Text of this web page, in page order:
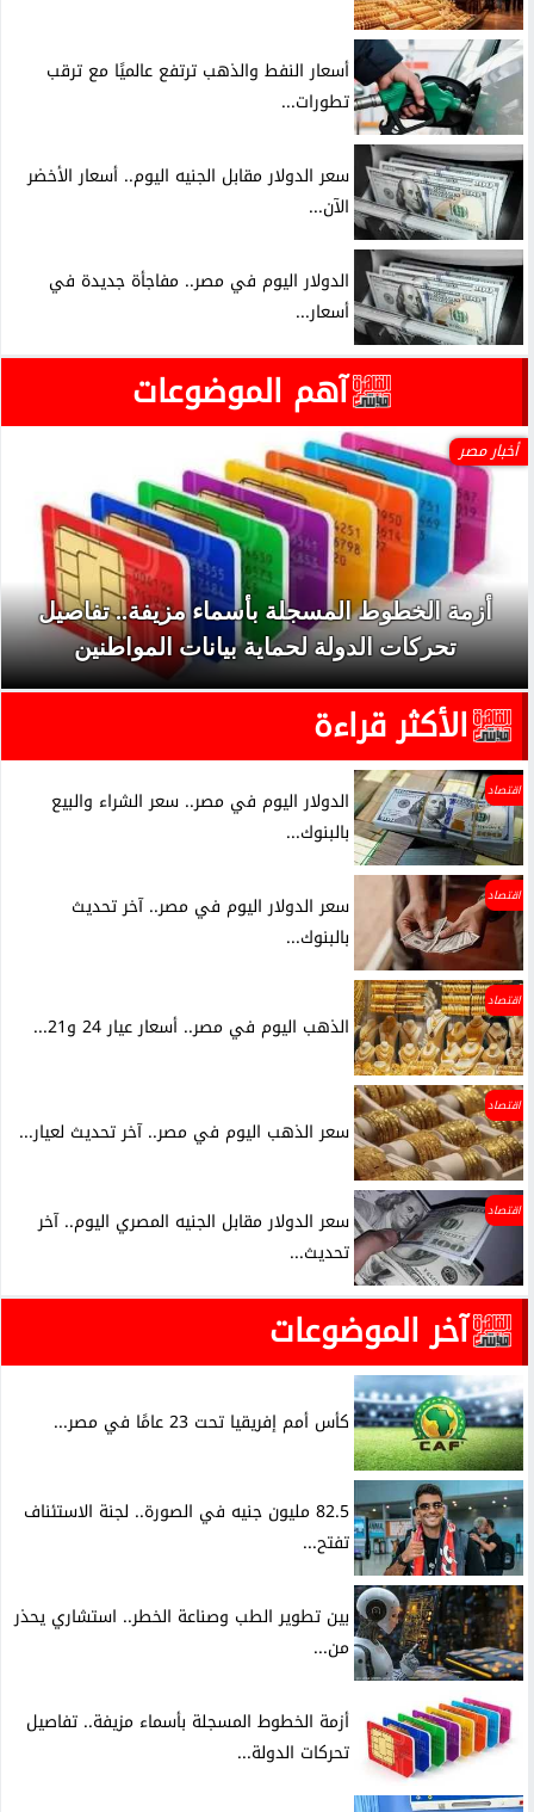
أسعار النفط والذهب ترتفع عالميًا مع ترقب
تطورات...
سعر الدولار مقابل الجنيه اليوم.. أسعار الأخضر
الآن...
الدولار اليوم في مصر.. مفاجأة جديدة في
أسعار...
آهم الموضوعات
أخبار مصر
أزمة الخطوط المسجلة بأسماء مزيفة.. تفاصيل
تحركات الدولة لحماية بيانات المواطنين
الأكثر قراءة
اقتصاد
الدولار اليوم في مصر.. سعر الشراء والبيع
بالبنوك...
اقتصاد
سعر الدولار اليوم في مصر.. آخر تحديث
بالبنوك...
اقتصاد
الذهب اليوم في مصر.. أسعار عيار 24 و21...
اقتصاد
سعر الذهب اليوم في مصر.. آخر تحديث لعيار...
اقتصاد
سعر الدولار مقابل الجنيه المصري اليوم.. آخر
تحديث...
آخر الموضوعات
كأس أمم إفريقيا تحت 23 عامًا في مصر...
82.5 مليون جنيه في الصورة.. لجنة الاستئناف
تفتح...
بين تطوير الطب وصناعة الخطر.. استشاري يحذر
من...
أزمة الخطوط المسجلة بأسماء مزيفة.. تفاصيل
تحركات الدولة...